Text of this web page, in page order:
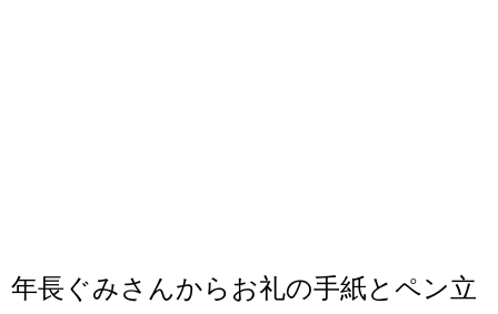
年長ぐみさんからお礼の手紙とペン立